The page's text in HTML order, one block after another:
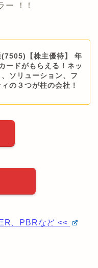
ー ！！
(7505)【株主優待】 年
ードがもらえる！ネッ
、ソリューション、フ
の３つが柱の会社！
、PBRなど <<